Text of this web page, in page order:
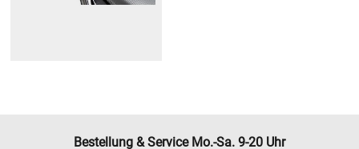
Bestellung & Service Mo.-Sa. 9-20 Uhr